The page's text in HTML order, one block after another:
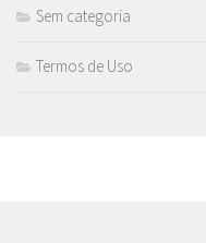
Sem categoria
Termos de Uso